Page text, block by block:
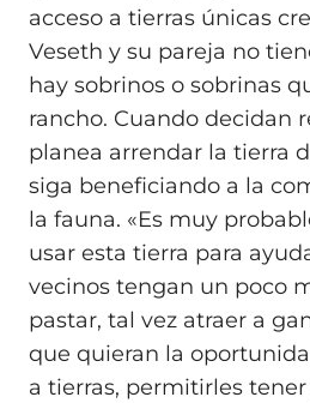
acceso a tierras únicas
Veseth y su pareja no
hay sobrinos o sobrinas
rancho. Cuando decidan
planea arrendar la tierra
siga beneficiando a la
la fauna. «Es muy
usar esta tierra para
vecinos tengan un poco
pastar, tal vez atraer a
que quieran la
a tierras, permitirles